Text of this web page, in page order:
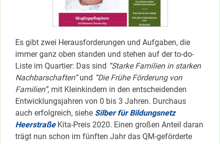
Es gibt zwei Herausforderungen und Aufgaben, die
immer ganz oben standen und stehen auf der to-do-
Liste im Quartier: Das sind “Starke Familien in starken
Nachbarschaften”und “Die Frühe Förderung von
Familien”, mit Kleinkindern in den entscheidenden
Entwicklungsjahren von 0 bis 3 Jahren. Durchaus
auch erfolgreich, siehe Silber für Bildungsnetz
HeerstraßeKita-Preis 2020. Einen großen Anteil daran
trägt nun schon im fünften Jahr das QM-geförderte